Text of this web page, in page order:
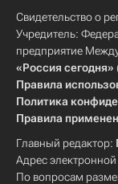
Свидетельство о
Учредитель:
предприятие
«Россия сегодня»
Правила
Политика
Правила
Главный редактор:
Адрес
По вопросам